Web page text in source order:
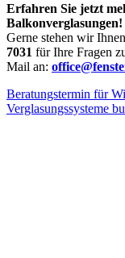
Erfahren Sie jetzt
Balkonverglasungen!
Gerne stehen wir
7031 für Ihre Fragen
Mail an:
Beratungstermin für
Verglasungssysteme